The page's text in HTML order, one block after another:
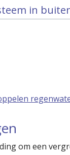
in
om een